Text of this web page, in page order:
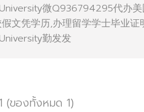
微Q936794295代办
文凭学历,办理留学学士毕业
勤发发
(ของทั้งหมด 1)